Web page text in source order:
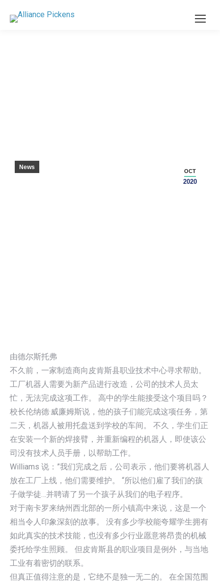
OCT
2020
News
由德尔斯托弗
不久前，一家制造商向皮肯斯县职业技术中心寻求帮助。
工厂机器人需要为新产品进行改造，公司的技术人员太
忙，无法完成这项工作。 高中的学生能接受这个项目吗？
校长伦纳德·威廉姆斯说，他的孩子们能完成这项任务，第
二天，机器人被用托盘送到学校的车间。 不久，学生们正
在安装一个新的焊接臂，并重新编程的机器人，即使该公
司没有技术人员手册，以帮助工作。
Williams 说：”我们完成之后，公司表示，他们要将机器人
放在工厂上线，他们需要维护。 “所以他们雇了我们的孩
子做学徒…并聘请了另一个孩子从我们的电子程序。
对于南卡罗来纳州西北部的一所小镇高中来说，这是一个
相当令人印象深刻的故事。 没有多少学校能夸耀学生拥有
如此真实的技术技能，也没有多少行业愿意将昂贵的机械
委托给学生照顾。 但皮肯斯县的职业项目是例外，与当地
工业有着密切的联系。
但真正值得注意的是，它绝不是独一无二的。 在全国范围